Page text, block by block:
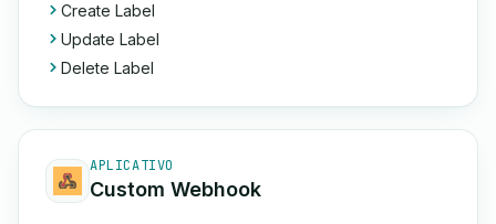
Create Label
Update Label
Delete Label
APLICATIVO
Custom Webhook